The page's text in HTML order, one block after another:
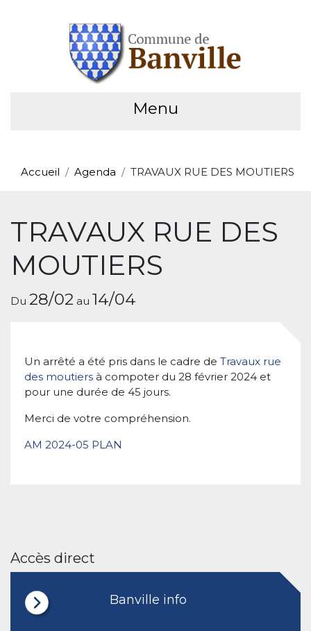
Menu
Accueil Agenda TRAVAUX RUE DES MOUTIERS
TRAVAUX RUE DES
MOUTIERS
Du 28/02 au 14/04
Un arrêté a été pris dans le cadre de Travaux rue
des moutiers à compoter du 28 février 2024 et
pour une durée de 45 jours.
Merci de votre compréhension.
AM 2024-05 PLAN
Accès direct
Banville info